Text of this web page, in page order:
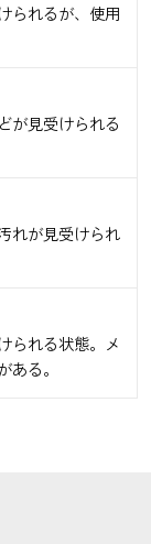
られるが、使用
が見受けられる
れが見受けられ
られる状態。メ
ある。